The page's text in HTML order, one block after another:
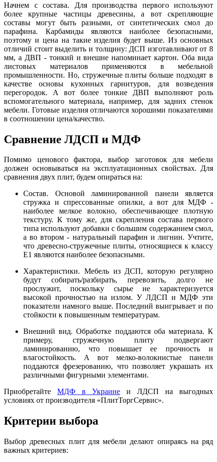
Начнем с состава. Для производства первого используют
более крупные частицы древесины, а вот скрепляющие
составы могут быть разными, от синтетических смол до
парафина. Карбамиды являются наиболее безопасными,
поэтому и цена на такие изделия будет выше. Из основных
отличий стоит выделить и толщину: ДСП изготавливают от 8
мм, а ДВП - тонкий и внешне напоминает картон. Оба вида
листовых материалов применяются в мебельной
промышленности. Но, стружечные плиты больше подходят в
качестве основы кухонных гарнитуров, для возведения
перегородок. А вот более тонкие ДВП выполняют роль
вспомогательного материала, например, для задних стенок
мебели. Готовые изделия отличаются хорошими показателями
в соотношении цена/качество.
Сравнение ЛДСП и МДФ
Помимо ценового фактора, выбор заготовок для мебели
должен основываться на эксплуатационных свойствах. Для
сравнения двух плит, будем опираться на:
Состав. Основой ламинированной панели является
стружка и спрессованные опилки, а вот для МДФ -
наиболее мелкое волокно, обеспечивающее плотную
текстуру. К тому же, для скрепления состава первого
типа используют добавки с большим содержанием смол,
а во втором - натуральный парафин и лигнин. Учтите,
что древесно-стружечные плиты, относящиеся к классу
E1 являются наиболее безопасными.
Характеристики. Мебель из ДСП, которую регулярно
будут собирать/разбирать, перевозить, долго не
прослужит, поскольку сырье не характеризуется
высокой прочностью на излом. У ЛДСП и МДФ эти
показатели намного выше. Последний выигрывает и по
стойкости к повышенным температурам.
Внешний вид. Обработке поддаются оба материала. К
примеру, стружечную плиту подвергают
ламинированию, что повышает ее прочность и
влагостойкость. А вот мелко-волокнистые панели
поддаются фрезерованию, что позволяет украшать их
различными фигурными элементами.
Приобретайте МДФ в Украине и ЛДСП на выгодных
условиях от производителя «ПлитТоргСервис».
Критерии выбора
Выбор древесных плит для мебели делают опираясь на ряд
важных критериев: